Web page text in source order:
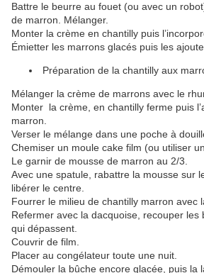
Battre le beurre au fouet (ou avec un
de marron. Mélanger.
Monter la crème en chantilly puis
Émietter les marrons glacés puis les
Préparation de la chantilly aux
Mélanger la crème de marrons avec le
Monter la crème, en chantilly ferme puis
marron.
Verser le mélange dans une poche à
Chemiser un moule cake film (ou utiliser
Le garnir de mousse de marron au 2/3.
Avec une spatule, rabattre la mousse sur
libérer le centre.
Fourrer le milieu de chantilly marron avec
Refermer avec la dacquoise, recouper les
qui dépassent.
Couvrir de film.
Placer au congélateur toute une nuit.
Démouler la bûche encore glacée, puis la